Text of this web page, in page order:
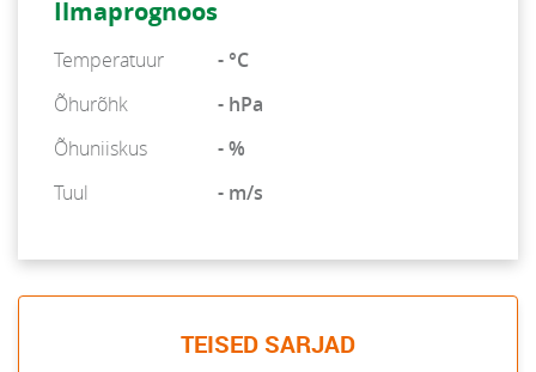
Ilmaprognoos
Temperatuur
- °C
Õhurõhk
- hPa
Õhuniiskus
- %
Tuul
- m/s
TEISED SARJAD